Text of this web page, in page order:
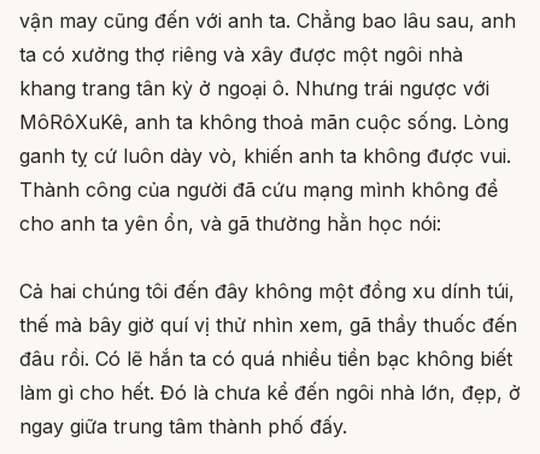
vận may cũng đến với anh ta. Chẳng bao lâu sau, anh
ta có xưởng thợ riêng và xây được một ngôi nhà
khang trang tân kỳ ở ngoại ô. Nhưng trái ngược với
MôRôXuKê, anh ta không thoả mãn cuộc sống. Lòng
ganh tỵ cứ luôn dày vò, khiến anh ta không được vui.
Thành công của người đã cứu mạng mình không để
cho anh ta yên ổn, và gã thường hằn học nói:
Cả hai chúng tôi đến đây không một đồng xu dính túi,
thế mà bây giờ quí vị thử nhìn xem, gã thầy thuốc đến
đâu rồi. Có lẽ hắn ta có quá nhiều tiền bạc không biết
làm gì cho hết. Đó là chưa kể đến ngôi nhà lớn, đẹp, ở
ngay giữa trung tâm thành phố đấy.